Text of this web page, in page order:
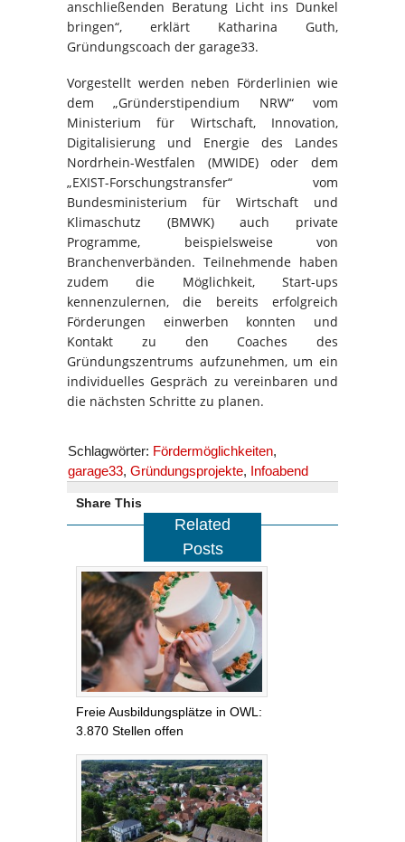
anschließenden Beratung Licht ins Dunkel
bringen“, erklärt Katharina Guth,
Gründungscoach der garage33.
Vorgestellt werden neben Förderlinien wie
dem „Gründerstipendium NRW“ vom
Ministerium für Wirtschaft, Innovation,
Digitalisierung und Energie des Landes
Nordrhein-Westfalen (MWIDE) oder dem
„EXIST-Forschungstransfer“ vom
Bundesministerium für Wirtschaft und
Klimaschutz (BMWK) auch private
Programme, beispielsweise von
Branchenverbänden. Teilnehmende haben
zudem die Möglichkeit, Start-ups
kennenzulernen, die bereits erfolgreich
Förderungen einwerben konnten und
Kontakt zu den Coaches des
Gründungszentrums aufzunehmen, um ein
individuelles Gespräch zu vereinbaren und
die nächsten Schritte zu planen.
Schlagwörter: Fördermöglichkeiten,
garage33, Gründungsprojekte, Infoabend
Share This
Related
Posts
Freie Ausbildungsplätze in OWL:
3.870 Stellen offen